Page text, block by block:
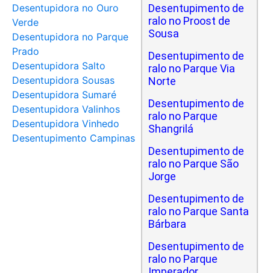
Desentupidora no Ouro
Verde
Desentupidora no Parque
Prado
Desentupidora Salto
Desentupidora Sousas
Desentupidora Sumaré
Desentupidora Valinhos
Desentupidora Vinhedo
Desentupimento Campinas
Desentupimento de
ralo no Proost de
Sousa
Desentupimento de
ralo no Parque Via
Norte
Desentupimento de
ralo no Parque
Shangrilá
Desentupimento de
ralo no Parque São
Jorge
Desentupimento de
ralo no Parque Santa
Bárbara
Desentupimento de
ralo no Parque